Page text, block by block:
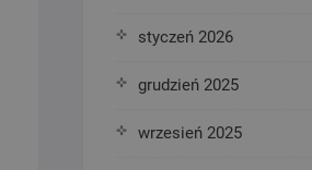
styczeń 2026
grudzień 2025
wrzesień 2025